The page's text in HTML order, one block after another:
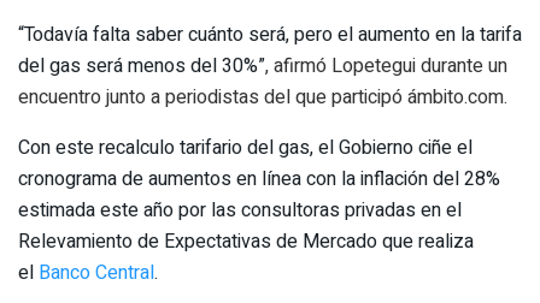
“Todavía falta saber cuánto será, pero el aumento en la tarifa
del gas será menos del 30%”, afirmó Lopetegui durante un
encuentro junto a periodistas del que participó ámbito.com.
Con este recalculo tarifario del gas, el Gobierno ciñe el
cronograma de aumentos en línea con la inflación del 28%
estimada este año por las consultoras privadas en el
Relevamiento de Expectativas de Mercado que realiza
el Banco Central.